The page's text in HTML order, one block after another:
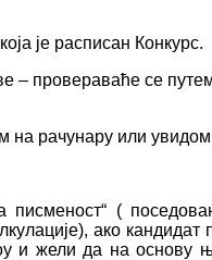
је расписан Конкурс.
– провераваће се
рачунару или
писменост“ (
ако кандидат
жели да на основу